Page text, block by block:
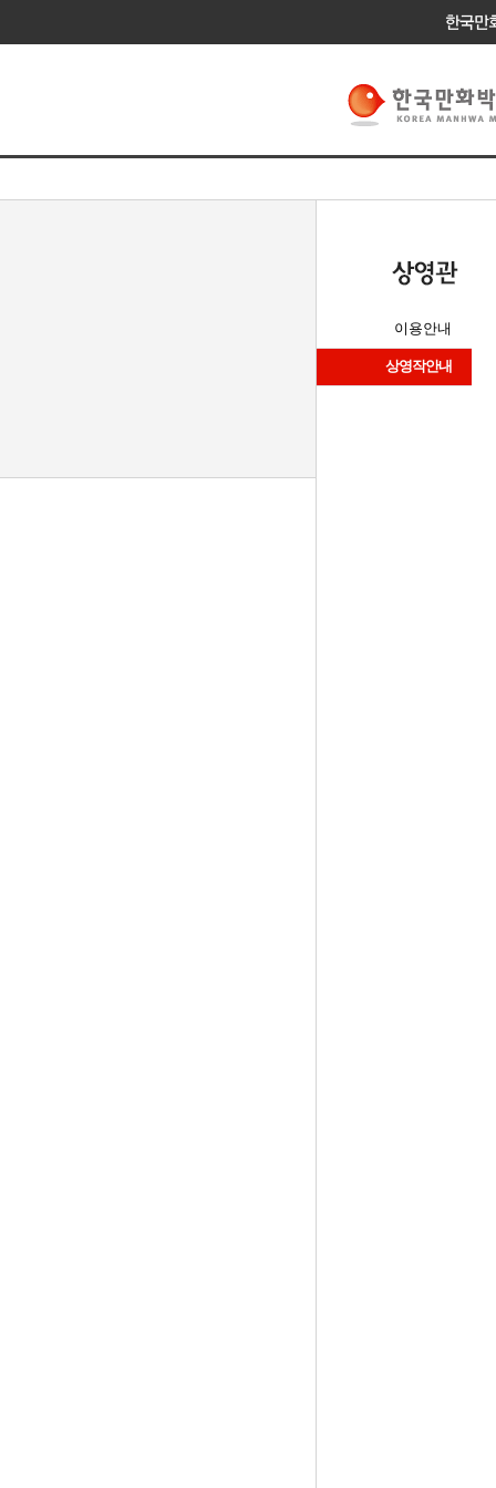
이용안내
상영작안내